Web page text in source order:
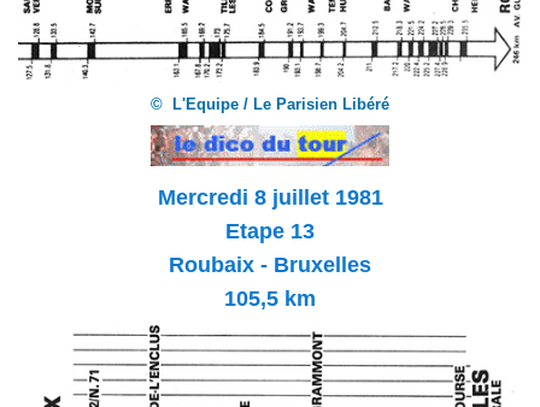
© L'Equipe / Le Parisien Libéré
Mercredi 8 juillet 1981
Etape 13
Roubaix - Bruxelles
105,5 km